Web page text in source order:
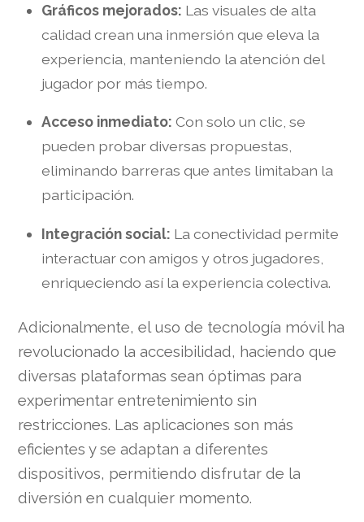
Gráficos mejorados: Las visuales de alta
calidad crean una inmersión que eleva la
experiencia, manteniendo la atención del
jugador por más tiempo.
Acceso inmediato: Con solo un clic, se
pueden probar diversas propuestas,
eliminando barreras que antes limitaban la
participación.
Integración social: La conectividad permite
interactuar con amigos y otros jugadores,
enriqueciendo así la experiencia colectiva.
Adicionalmente, el uso de tecnología móvil ha
revolucionado la accesibilidad, haciendo que
diversas plataformas sean óptimas para
experimentar entretenimiento sin
restricciones. Las aplicaciones son más
eficientes y se adaptan a diferentes
dispositivos, permitiendo disfrutar de la
diversión en cualquier momento.